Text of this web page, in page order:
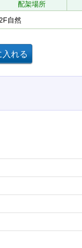
配架場所
2F自然